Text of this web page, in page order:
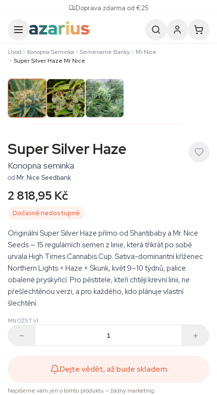
Doprava zdarma od €25
Úvod Konopna Seminka Semenarne Banky
Mr Nice
Super Silver Haze Mr Nice
Super Silver Haze
Konopna seminka
od Mr. Nice Seedbank
2 818,95 Kč
Dočasně nedostupné
Originální Super Silver Haze přímo od Shantibaby a Mr. Nice
Seeds — 15 regulárních semen z linie, která třikrát po sobě
urvala High Times Cannabis Cup. Sativa-dominantní kříženec
Northern Lights × Haze × Skunk, květ 9–10 týdnů, palice
obalené pryskyřicí. Pro pěstitele, kteří chtějí krevní linii, ne
přešlechtěnou verzi, a pro každého, kdo plánuje vlastní
šlechtění.
MNOŽSTVÍ
Dejte vědět, až bude skladem
Napíšeme vám jen o tomto produktu — žádný marketing.